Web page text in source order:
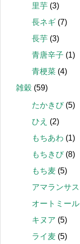
里芋 (3)
長ネギ (7)
長芋 (3)
青唐辛子 (1)
青梗菜 (4)
雑穀 (59)
たかきび(5)
ひえ (2)
もちあわ (1)
もちきび(8)
もち麦 (5)
アマランサス
オートミール
キヌア (5)
ライ麦 (5)